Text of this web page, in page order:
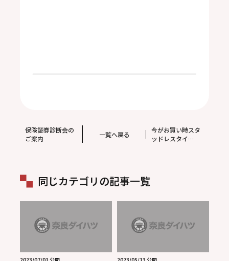
保険証券診断会の
ご案内
一覧へ戻る
今がお買い時スタ
ッドレスタイ
同じカテゴリの記事一覧